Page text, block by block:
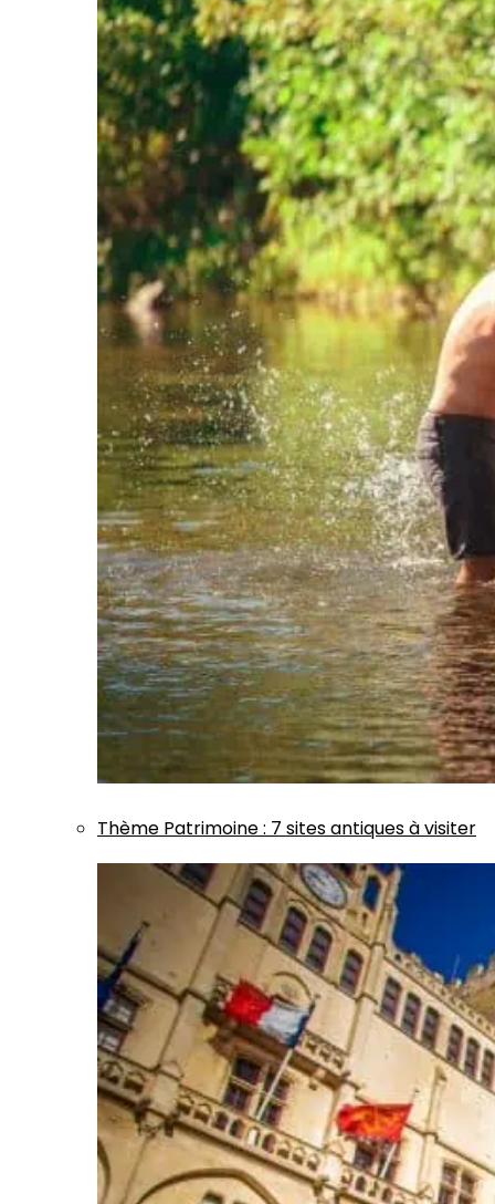
Thème Patrimoine: 7 sites antiques à visiter